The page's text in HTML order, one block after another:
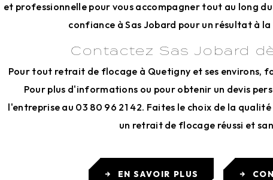
et professionnelle pour vous accompagner tout au long
confiance à Sas Jobard pour un résultat à
Contactez Sas Jobard
Pour tout retrait de flocage à Quetigny et ses environs,
Pour plus d'informations ou pour obtenir un devis
l'entreprise au 03 80 96 21 42. Faites le choix de la
un retrait de flocage réussi et
EN SAVOIR PLUS